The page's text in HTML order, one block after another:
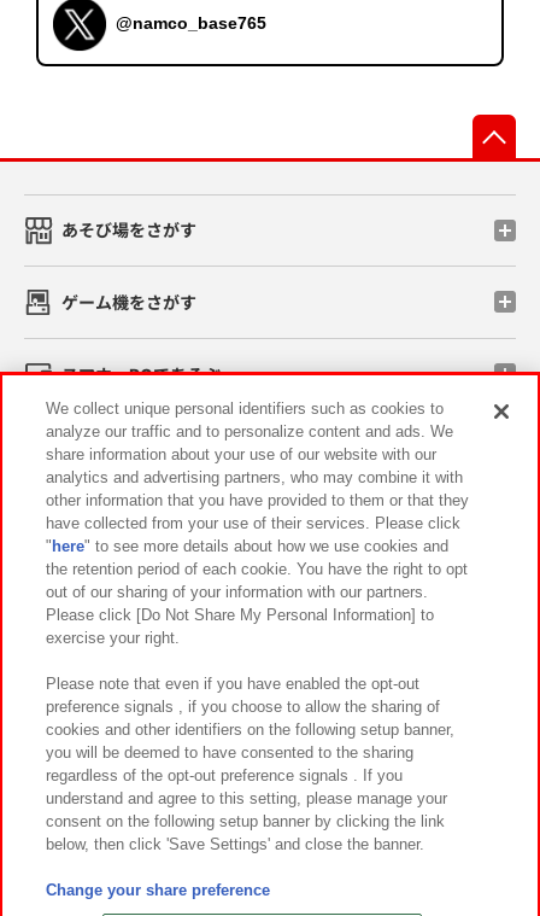
@namco_base765
あそび場をさがす
ゲーム機をさがす
スマホ・PCであそぶ
イベント・キャンペーン
関連会社 サステナビリティ サイトポリシー
プライバシーポリシー ウェブアクセシビリティ方針と検証結果
お取引先さまとともに
カスタマーハラスメント対応方針 よくあるご質問・お問い合わせ
©Bandai Namco Amusement Inc.
©Bandai Namco Amusement Lab Inc.
We collect unique personal identifiers such as cookies to
analyze our traffic and to personalize content and ads. We
share information about your use of our website with our
analytics and advertising partners, who may combine it with
other information that you have provided to them or that they
have collected from your use of their services. Please click
" here" to see more details about how we use cookies and
the retention period of each cookie. You have the right to opt
out of our sharing of your information with our partners.
Please click [Do Not Share My Personal Information] to
exercise your right.
Please note that even if you have enabled the opt-out
preference signals , if you choose to allow the sharing of
cookies and other identifiers on the following setup banner,
you will be deemed to have consented to the sharing
regardless of the opt-out preference signals . If you
understand and agree to this setting, please manage your
consent on the following setup banner by clicking the link
below, then click 'Save Settings' and close the banner.
Change your share preference